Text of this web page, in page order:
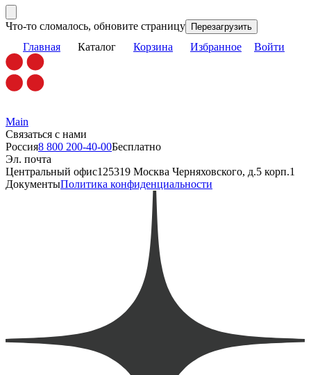
Что-то сломалось, обновите страницу Перезагрузить
Главная Каталог Корзина Избранное Войти
Main
Связаться с нами
Россия8 800 200-40-00Бесплатно
Эл. почта
Центральный офис125319 Москва Черняховского, д.5 корп.1
ДокументыПолитика конфиденциальности